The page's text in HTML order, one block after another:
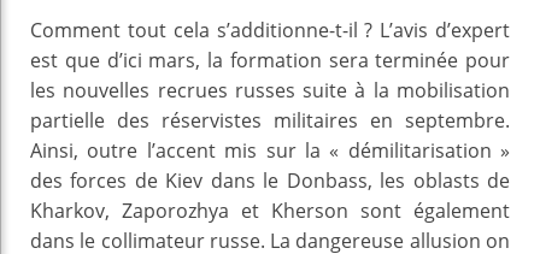
Comment tout cela s’additionne-t-il ? L’avis d’expert
est que d’ici mars, la formation sera terminée pour
les nouvelles recrues russes suite à la mobilisation
partielle des réservistes militaires en septembre.
Ainsi, outre l’accent mis sur la « démilitarisation »
des forces de Kiev dans le Donbass, les oblasts de
Kharkov, Zaporozhya et Kherson sont également
dans le collimateur russe. La dangereuse allusion on